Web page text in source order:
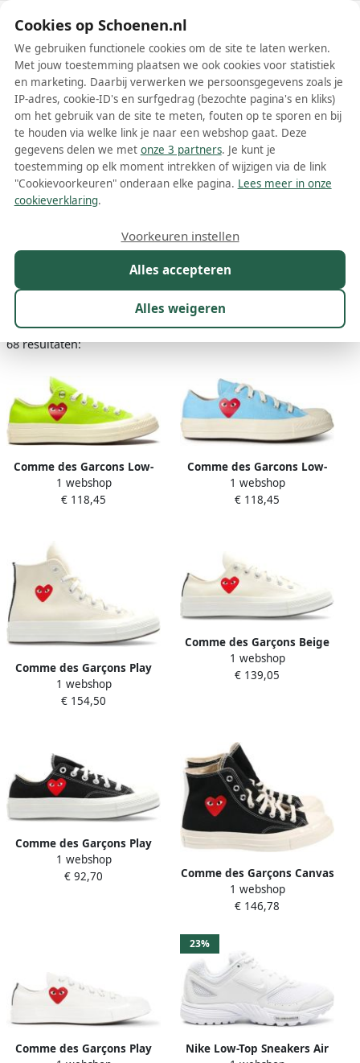
Schoenen.nl
Wis filters Alle filters
Comme Des Garçons
damesschoenen
Meer lezen
Boots Laarzen Loafers Plateauzolen Pumps
68 resultaten:
Comme des Garcons Low-
Top Sneakers Chuck 70 Ox
Sneakers in groen
1 webshop
€ 118,45
Comme des Garcons Low-
Top Sneakers Chuck 70 Ox
Sneakers in blauw
1 webshop
€ 118,45
Comme des Garçons Play
Chuck 70 High-Top Sneakers
1 webshop
€ 154,50
Comme des Garçons Beige
Canvas Sneakers Cap Toe
Lace-Up Beige Dames
1 webshop
€ 139,05
Comme des Garçons Play
Black Heart Low-Top Canvas
Sneakers
1 webshop
€ 92,70
Comme des Garçons Canvas
Sneakers met Heart Print
Black
1 webshop
€ 146,78
Comme des Garçons Play
23%
Nike Low-Top Sneakers Air
Cookies op Schoenen.nl
We gebruiken functionele cookies om de site te laten werken.
Met jouw toestemming plaatsen we ook cookies voor statistiek
en marketing. Daarbij verwerken we persoonsgegevens zoals je
IP-adres, cookie-ID's en surfgedrag (bezochte pagina's en kliks)
om het gebruik van de site te meten, fouten op te sporen en bij
te houden via welke link je naar een webshop gaat. Deze
gegevens delen we met onze 3 partners. Je kunt je
toestemming op elk moment intrekken of wijzigen via de link
"Cookievoorkeuren" onderaan elke pagina. Lees meer in onze
cookieverklaring.
Alles accepteren
Alles weigeren
Voorkeuren instellen